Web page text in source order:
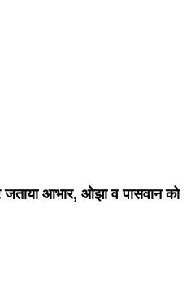
जताया आभार, ओझा व पासवान को